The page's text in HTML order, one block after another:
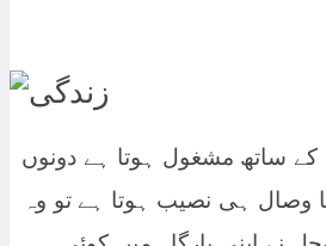
ساتھ مشغول ہوتا ہے دونوں
وصال ہی نصیب ہوتا ہے تو وہ